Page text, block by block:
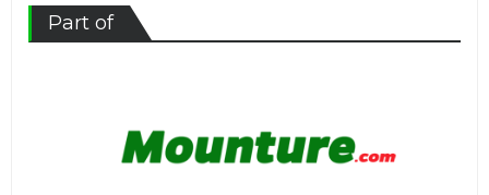
Part of